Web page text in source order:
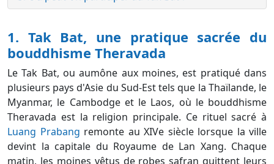
1. Tak Bat, une pratique sacrée du
bouddhisme Theravada
Le Tak Bat, ou aumône aux moines, est pratiqué dans
plusieurs pays d'Asie du Sud-Est tels que la Thaïlande, le
Myanmar, le Cambodge et le Laos, où le bouddhisme
Theravada est la religion principale. Ce rituel sacré à
Luang Prabang remonte au XIVe siècle lorsque la ville
devint la capitale du Royaume de Lan Xang. Chaque
matin, les moines vêtus de robes safran quittent leurs